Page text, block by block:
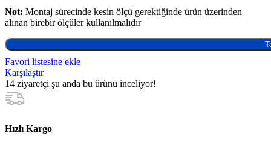
Not: Montaj sürecinde kesin ölçü gerektiğinde ürün üzerinden
alınan birebir ölçüler kullanılmalıdır
Favori listesine ekle
Karşılaştır
14 ziyaretçi şu anda bu ürünü inceliyor!
Hızlı Kargo